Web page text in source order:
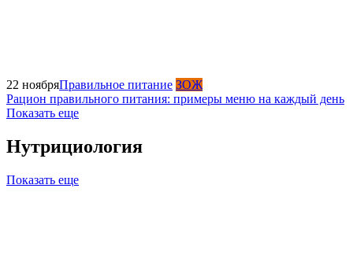
22 ноябряПравильное питание ЗОЖ
Рацион правильного питания: примеры меню на каждый день
Показать еще
Нутрициология
Показать еще